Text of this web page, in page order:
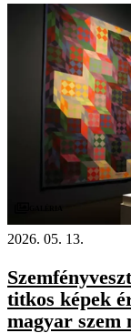
2026. 05. 13.
titkos képek
magyar szem